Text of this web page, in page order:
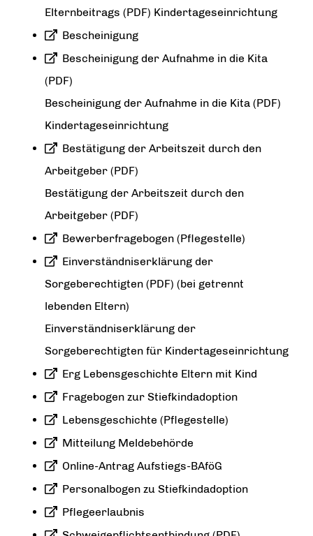
Elternbeitrags (PDF) Kindertageseinrichtung
Bescheinigung
Bescheinigung der Aufnahme in die Kita
(PDF)
Bescheinigung der Aufnahme in die Kita (PDF)
Kindertageseinrichtung
Bestätigung der Arbeitszeit durch den
Arbeitgeber (PDF)
Bestätigung der Arbeitszeit durch den
Arbeitgeber (PDF)
Bewerberfragebogen (Pflegestelle)
Einverständniserklärung der
Sorgeberechtigten (PDF) (bei getrennt
lebenden Eltern)
Einverständniserklärung der
Sorgeberechtigten für Kindertageseinrichtung
Erg Lebensgeschichte Eltern mit Kind
Fragebogen zur Stiefkindadoption
Lebensgeschichte (Pflegestelle)
Mitteilung Meldebehörde
Online-Antrag Aufstiegs-BAföG
Personalbogen zu Stiefkindadoption
Pflegeerlaubnis